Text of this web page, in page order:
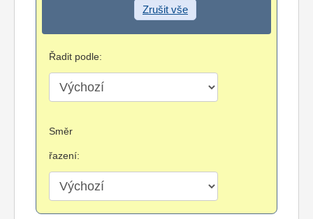
Zrušit vše
Řadit podle:
Směr
řazení: